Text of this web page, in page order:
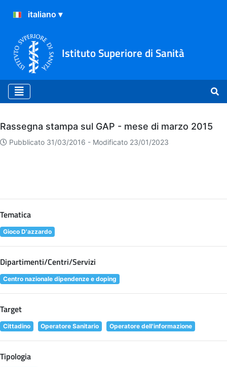
Istituto Superiore di Sanità
Archivio
Rassegna stampa sul GAP - mese di marzo 2015
Pubblicato 31/03/2016 - Modificato 23/01/2023
Tematica
Gioco D'azzardo
Dipartimenti/Centri/Servizi
Centro nazionale dipendenze e doping
Target
Cittadino Operatore Sanitario Operatore dell'informazione
Tipologia